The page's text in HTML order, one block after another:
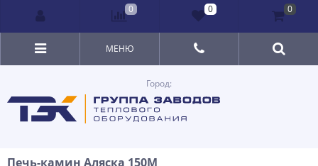
Город:
МЕНЮ
Печь-камин Аляска 150М
0 0 0